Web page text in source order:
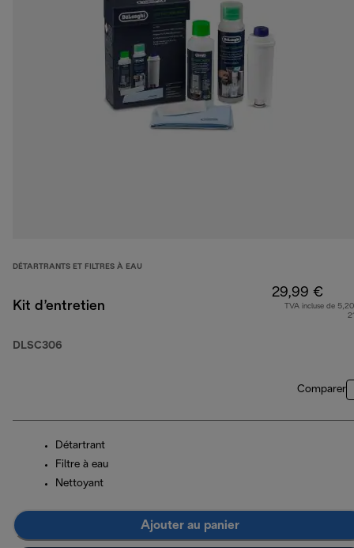
DÉTARTRANTS ET FILTRES À EAU
Kit d’entretien
DLSC306
29,99 €
TVA incluse de
Comparer
Détartrant
Filtre à eau
Nettoyant
Ajouter au panier